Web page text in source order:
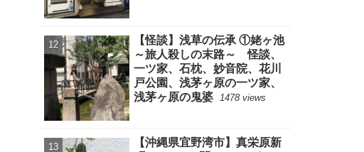
【怪談】浅草の伝承 ①姥ヶ池
～旅人殺しの末路～ 怪談、
一ツ家、石枕、妙音院、花川
戸公園、浅茅ヶ原の一ツ家、
浅茅ヶ原の鬼婆 1478 views
【沖縄県宜野湾市】真栄原新